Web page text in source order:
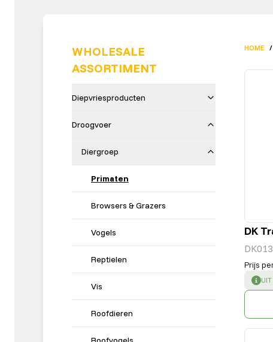
WHOLESALE
ASSORTIMENT
Diepvriesproducten
Droogvoer
Diergroep
Primaten
Browsers & Grazers
Vogels
Reptielen
Vis
Roofdieren
HOME /
DK
DK013
Prijs